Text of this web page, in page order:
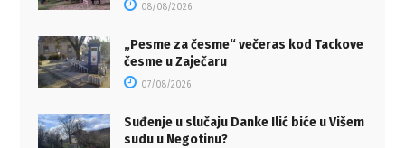
08/08/2026
„Pesme za česme“ večeras kod Tackove
česme u Zaječaru
07/08/2026
Suđenje u slučaju Danke Ilić biće u Višem
sudu u Negotinu?